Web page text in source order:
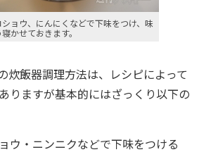
ョウ、にんにくなどで下味をつけ、味
かせておきます。
炊飯器調理方法は、レシピによって
りますが基本的にはざっくり以下の
ウ・ニンニクなどで下味をつける